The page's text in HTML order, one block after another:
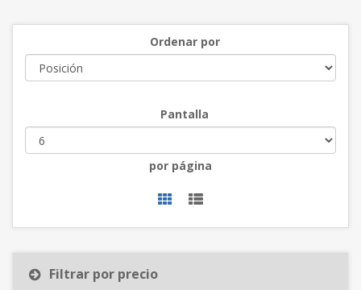
Ordenar por
Pantalla
por página
Filtrar por precio